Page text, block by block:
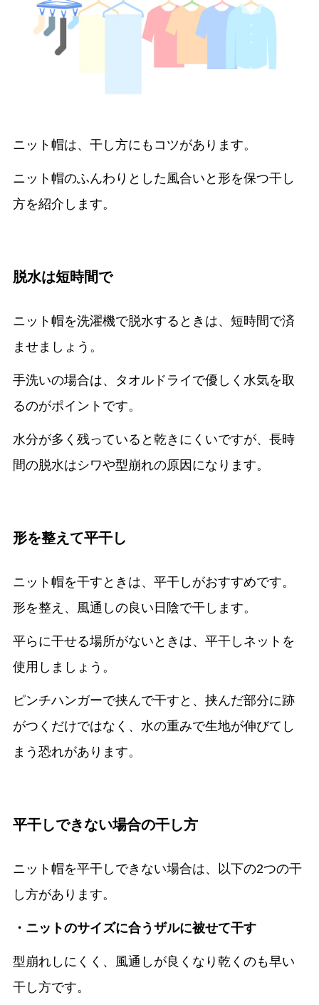
ニット帽は、干し方にもコツがあります。
ニット帽のふんわりとした風合いと形を保つ干し
方を紹介します。
脱水は短時間で
ニット帽を洗濯機で脱水するときは、短時間で済
ませましょう。
手洗いの場合は、タオルドライで優しく水気を取
るのがポイントです。
水分が多く残っていると乾きにくいですが、長時
間の脱水はシワや型崩れの原因になります。
形を整えて平干し
ニット帽を干すときは、平干しがおすすめです。
形を整え、風通しの良い日陰で干します。
平らに干せる場所がないときは、平干しネットを
使用しましょう。
ピンチハンガーで挟んで干すと、挟んだ部分に跡
がつくだけではなく、水の重みで生地が伸びてし
まう恐れがあります。
平干しできない場合の干し方
ニット帽を平干しできない場合は、以下の2つの干
し方があります。
・ニットのサイズに合うザルに被せて干す
型崩れしにくく、風通しが良くなり乾くのも早い
干し方です。